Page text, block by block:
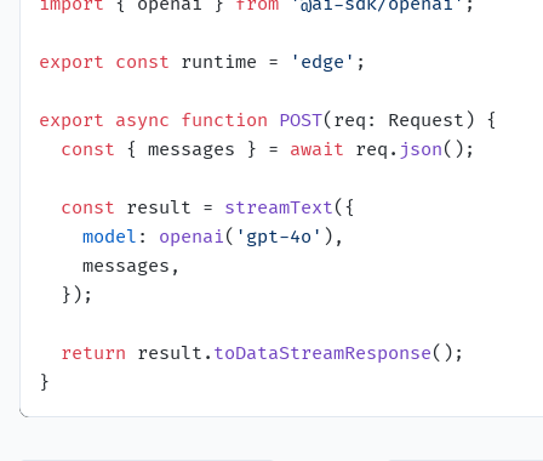
import { openai } from '@ai-sdk/openai' ;
export const runtime = 'edge' ;
export async function POST( req: Request ) {
const { messages } = await req. json();
const result = streamText({
model : openai( 'gpt-4o' ),
    messages,
  });
return result. toDataStreamResponse();